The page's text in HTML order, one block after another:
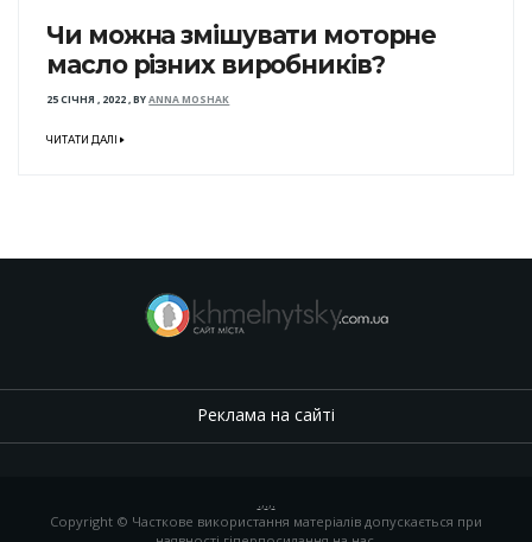
Чи можна змішувати моторне
масло різних виробників?
25 СІЧНЯ , 2022,BYANNA MOSHAK
ЧИТАТИ ДАЛІ
Реклама на сайті
, ,
Copyright © Часткове використання матеріалів допускається при